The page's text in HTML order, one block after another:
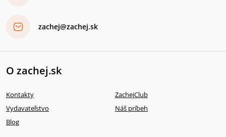
zachej@zachej.sk
O zachej.sk
Kontakty
ZachejClub
Vydavateľstvo
Náš príbeh
Blog